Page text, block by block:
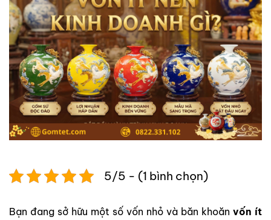
5/5 - (1 bình chọn)
Bạn đang sở hữu một số vốn nhỏ và băn khoăn vốn ít